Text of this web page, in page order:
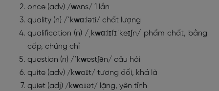
once (adv) /wʌns/ 1 lần
quality (n) /ˈkwɑːləti/ chất lượng
qualification (n) /ˌkwɑːlɪfɪˈkeɪʃn/ phẩm chất, bằng
cấp, chứng chỉ
question (n) /ˈkwestʃən/ câu hỏi
quite (adv) /kwaɪt/ tương đối, khá là
quiet (adj) /kwaɪət/ lặng, yên tĩnh